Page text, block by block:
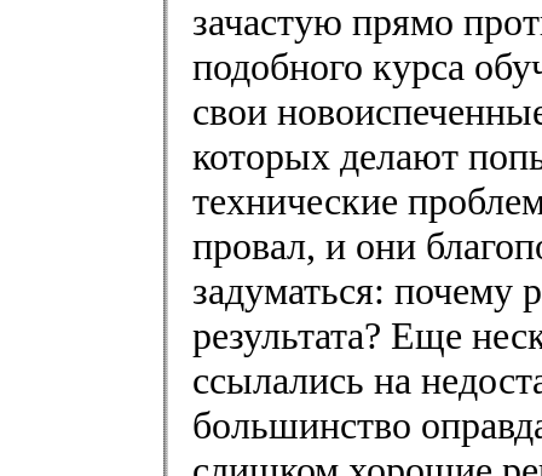
зачастую прямо
подобного курса
свои
которых делают
технические
провал, и они
задуматься: почему
результата? Еще
ссылались на
большинство